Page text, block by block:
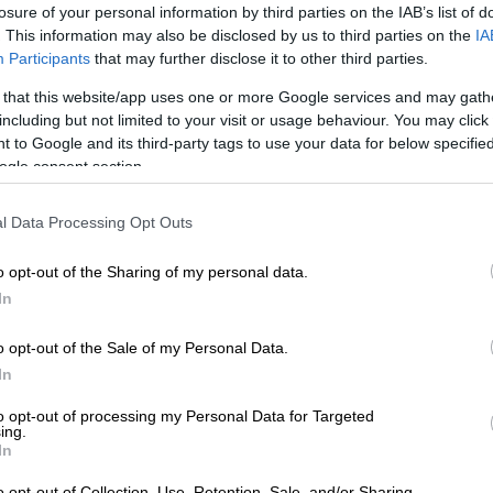
of your personal information by third parties on the IAB’s list of
This information may also be disclosed by us to third parties on the
Participants that may further disclose it to other third parties.
that this website/app uses one or more Google services and may
but not limited to your visit or usage behaviour. You may
to Google and its third-party tags to use your data for below
consent section.
Data Processing Opt Outs
opt-out of the Sharing of my personal data.
opt-out of the Sale of my Personal Data.
opt-out of processing my Personal Data for Targeted
πρώην προστατευόμενη μάρτυρας Μ.
η εταιρεία»
που ανακοινώθηκε, «οι πολίτες
(ΠΑ) τους, με δυνατότητα επιλογής
του ΑΦΜ, είτε μέσω της
Προξενικών Αρχών».
να έχουν τη μέγιστη χρονική
ψηφίων τουΠροσωπικού Αριθμού
νομοθετικές διατάξεις. Το τρίτο
παράγεται αυτόματα», τονίζει το